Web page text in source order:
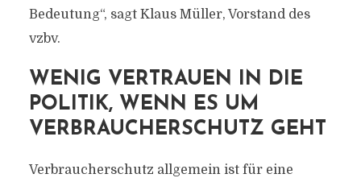
Bedeutung“, sagt Klaus Müller, Vorstand des
vzbv.
WENIG VERTRAUEN IN DIE
POLITIK, WENN ES UM
VERBRAUCHERSCHUTZ GEHT
Verbraucherschutz allgemein ist für eine